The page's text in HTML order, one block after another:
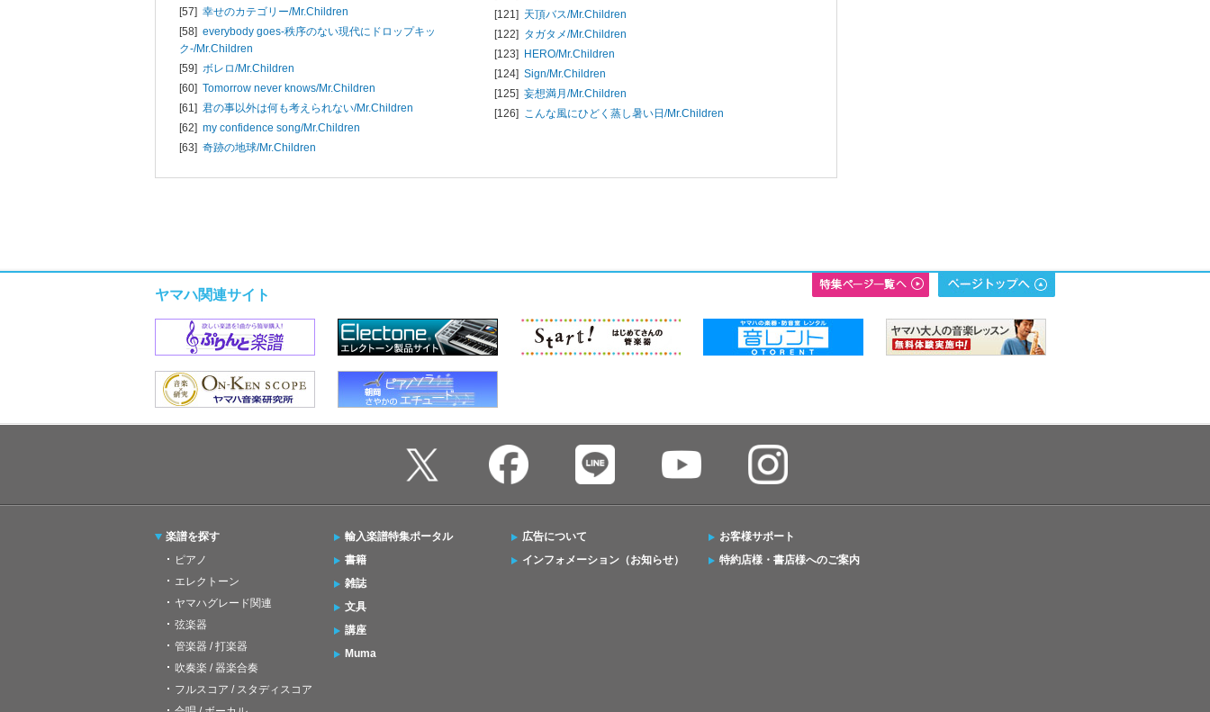
[57] 幸せのカテゴリー/Mr.Children
[58] everybody goes-秩序のない現代にドロップキッ
ク-/Mr.Children
[59] ボレロ/Mr.Children
[60] Tomorrow never knows/Mr.Children
[61] 君の事以外は何も考えられない/Mr.Children
[62] my confidence song/Mr.Children
[63] 奇跡の地球/Mr.Children
[121] 天頂バス/Mr.Children
[122] タガタメ/Mr.Children
[123] HERO/Mr.Children
[124] Sign/Mr.Children
[125] 妄想満月/Mr.Children
[126] こんな風にひどく蒸し暑い日/Mr.Children
ヤマハ関連サイト
楽譜を探す
ピアノ
エレクトーン
ヤマハグレード関連
弦楽器
管楽器 / 打楽器
吹奏楽 / 器楽合奏
フルスコア / スタディスコア
輸入楽譜特集ポータル
書籍
雑誌
文具
講座
Muma
広告について
インフォメーション（お知らせ）
お客様サポート
特約店様・書店様へのご案内